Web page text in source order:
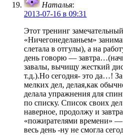
Наталья:
2013-07-16 в 09:31
Этот тренинг
«Ничегонеделаньем»
слетала в отгулы), а на
день говорю —
завалы, вычищу жесткий
т.д.).Но сегодня- это да…!
мелких дел, делая,как
делала упражнения для
по списку. Список своих дел
наверное, продолжу и
«пожирателями времени»
весь день -ну не смогла